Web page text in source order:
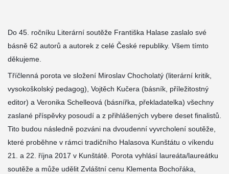
Do 45. ročníku Literární soutěže Františka Halase zaslalo své
básně 62 autorů a autorek z celé České republiky. Všem tímto
děkujeme.
Tříčlenná porota ve složení Miroslav Chocholatý (literární kritik,
vysokoškolský pedagog), Vojtěch Kučera (básník, příležitostný
editor) a Veronika Schelleová (básnířka, překladatelka) všechny
zaslané příspěvky posoudí a z přihlášených vybere deset finalistů.
Tito budou následně pozváni na dvoudenní vyvrcholení soutěže,
které proběhne v rámci tradičního Halasova Kunštátu o víkendu
21. a 22. října 2017 v Kunštátě. Porota vyhlásí laureáta/laureátku
soutěže a může udělit Zvláštní cenu Klementa Bochořáka,